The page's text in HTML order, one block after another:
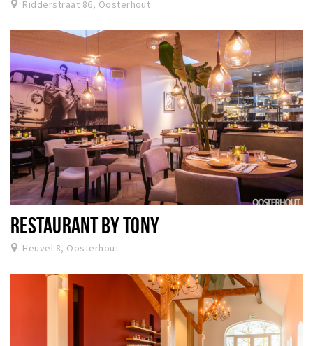
Ridderstraat 86, Oosterhout
RESTAURANT BY TONY
Heuvel 8, Oosterhout